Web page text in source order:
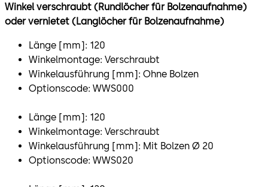
Winkel verschraubt (Rundlöcher für Bolzenaufnahme)
oder vernietet (Langlöcher für Bolzenaufnahme)
Länge [mm]: 120
Winkelmontage: Verschraubt
Winkelausführung [mm]: Ohne Bolzen
Optionscode: WWS000
Länge [mm]: 120
Winkelmontage: Verschraubt
Winkelausführung [mm]: Mit Bolzen Ø 20
Optionscode: WWS020